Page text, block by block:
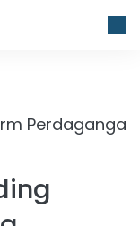
Perdagangan